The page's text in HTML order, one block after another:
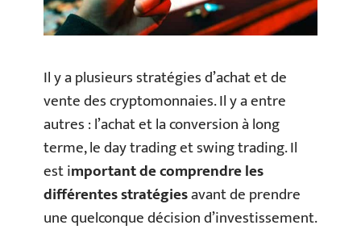
Il y a plusieurs stratégies d’achat et de
vente des cryptomonnaies. Il y a entre
autres : l’achat et la conversion à long
terme, le day trading et swing trading. Il
est important de comprendre les
différentes stratégiesavant de prendre
une quelconque décision d’investissement.